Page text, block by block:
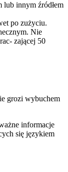
lub innym źródłem
po zużyciu.
Nie
zającej 50
grozi wybuchem
informacje
się językiem